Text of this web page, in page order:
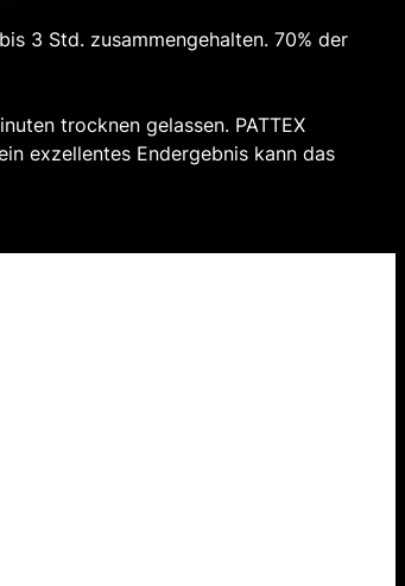
3 Std. zusammengehalten. 70% der
trocknen gelassen. PATTEX
exzellentes Endergebnis kann das